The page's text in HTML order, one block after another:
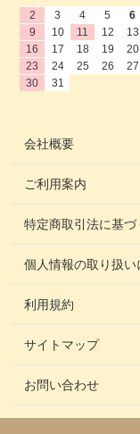
2
3 4 5 6
9
10 11 12 13
16
17 18 19 20
23
24 25 26 27
30
31
会社概要
ご利用案内
特定商取引法に基づ
個人情報の取り扱い
利用規約
サイトマップ
お問い合わせ